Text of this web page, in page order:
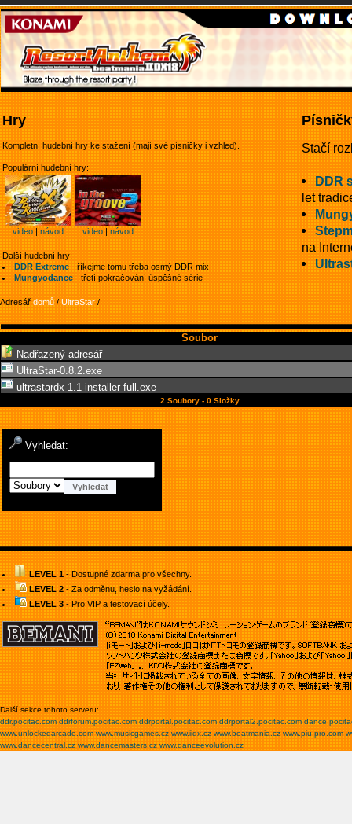
Hry
Kompletní hudební hry ke stažení (mají své písničky i vzhled).
Populární hudební hry:
video|návod video|návod
Další hudební hry:
DDR Extreme- říkejme tomu třeba osmý DDR mix
Mungyodance- třetí pokračování úspěšné série
Stačí
DDR
let
na
Adresářdomů/UltraStar/
Soubor
Nadřazený adresář
UltraStar-0.8.2.exe
ultrastardx-1.1-installer-full.exe
2 Soubory - 0 Složky
Vyhledat:
LEVEL 1- Dostupné zdarma pro všechny.
LEVEL 2- Za odměnu, heslo na vyžádání.
LEVEL 3- Pro VIP a testovací účely.
Další sekce tohoto serveru:
ddr.pocitac.com ddrforum.pocitac.com ddrportal.pocitac.com ddrportal2.pocitac.com
www.unlockedarcade.com www.musicgames.cz www.iidx.cz www.beatmania.cz www.piu-pro.com
www.dancecentral.cz www.dancemasters.cz www.danceevolution.cz